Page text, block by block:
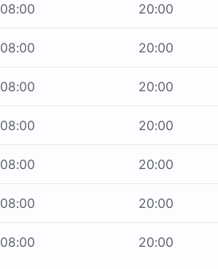
08:00 20:00
08:00 20:00
08:00 20:00
08:00 20:00
08:00 20:00
08:00 20:00
08:00 20:00